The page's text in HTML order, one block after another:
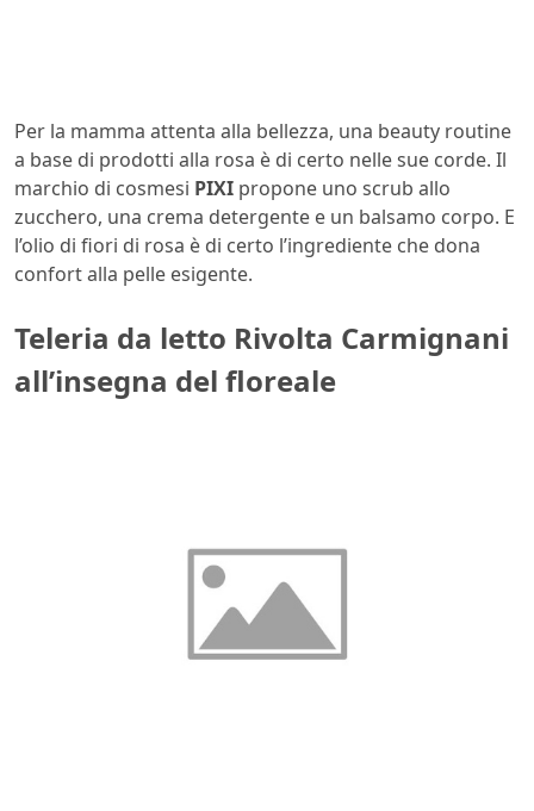
Per la mamma attenta alla bellezza, una beauty routine
a base di prodotti alla rosa è di certo nelle sue corde. Il
marchio di cosmesi PIXI propone uno scrub allo
zucchero, una crema detergente e un balsamo corpo. E
l’olio di fiori di rosa è di certo l’ingrediente che dona
confort alla pelle esigente.
Teleria da letto Rivolta Carmignani
all’insegna del floreale